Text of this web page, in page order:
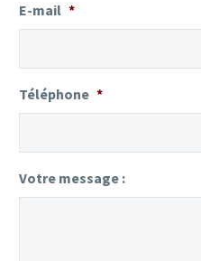
E-mail *
Téléphone *
Votre message :